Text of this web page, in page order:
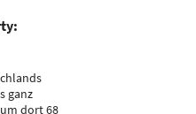
ganz
dort 68